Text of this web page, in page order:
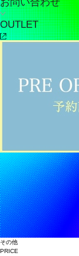
OUTLET
その他
PRICE